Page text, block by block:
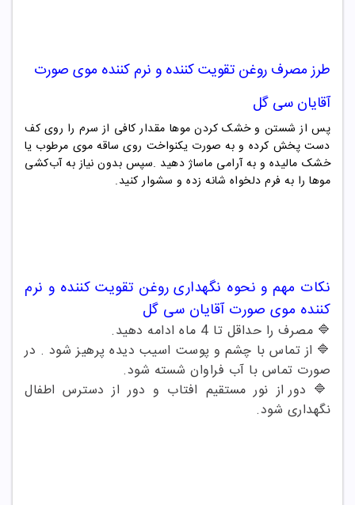
طرز مصرف روغن تقویت کننده و نرم کننده موی صورت
آقایان سی گل
پس از شستن و خشک کردن موها مقدار کافی از سرم را روی کف
دست پخش کرده و به صورت یکنواخت روی ساقه موی مرطوب یا
خشک مالیده و به آرامی ماساژ دهید .سپس بدون نیاز به آب‌کشی
موها را به فرم دلخواه شانه زده و سشوار کنید.
نکات مهم و نحوه نگهداری روغن تقویت کننده و نرم
کننده موی صورت آقایان سی گل
🔷 مصرف را حداقل تا 4 ماه ادامه دهید.
🔷 از تماس با چشم و پوست اسیب دیده پرهیز شود . در
صورت تماس با آب فراوان شسته شود.
🔷 دور از نور مستقیم افتاب و دور از دسترس اطفال
نگهداری شود.